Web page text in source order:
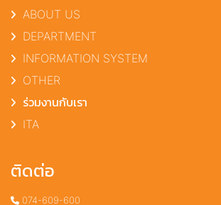
ABOUT US
DEPARTMENT
INFORMATION SYSTEM
OTHER
ร่วมงานกับเรา
ITA
ติดต่อ
074-609-600